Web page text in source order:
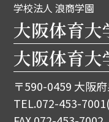
学校法人 浪商学園
大阪体育大
大阪体育大
〒590-0459 大阪
TEL.072-453-7001